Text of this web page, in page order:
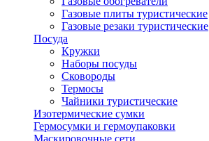
Газовые плиты туристические
Газовые резаки туристические
Посуда
Кружки
Наборы посуды
Сковороды
Термосы
Чайники туристические
Изотермические сумки
Гермосумки и гермоупаковки
Маскировочные сети